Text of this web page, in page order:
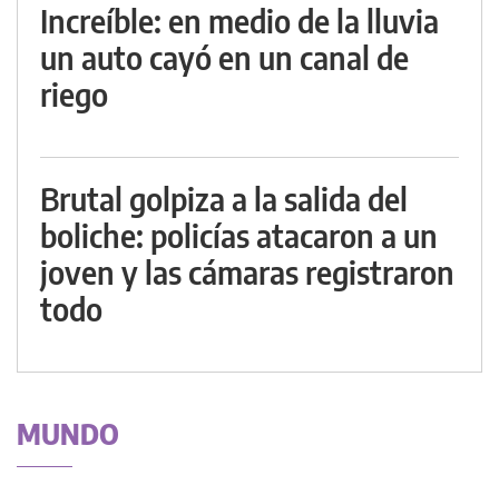
Increíble: en medio de la lluvia
un auto cayó en un canal de
riego
Brutal golpiza a la salida del
boliche: policías atacaron a un
joven y las cámaras registraron
todo
MUNDO